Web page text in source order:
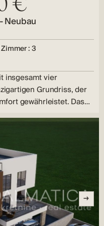
Neubau
Zimmer : 3
insgesamt vier
Grundriss, der
gewährleistet. Das